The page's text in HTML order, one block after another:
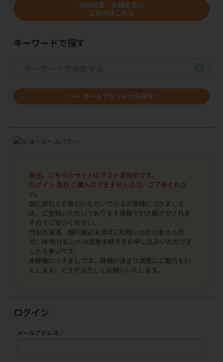
価格改定・仕様変更の
ご案内はこちら
キーワードで探す
メーカー＆ブランドから探す
現在、こちらのサイトはテスト運用中です。
ログイン 及び ご購入はできませんので、ご了承くださ
い。
既に弊社とお取引いただいているお客様につきまして
は、ご登録いただいております情報で引き継ぎがされま
すのでご安心ください。
代引き決済、銀行振込決済はご利用いただけませんの
で、NP掛け払いへの変更手続きをお申し込みいただけま
したら幸いです。
本稼働につきましては、詳細が決まり次第にご案内をい
たします。どうぞよろしくお願いいたします。
ログイン
メールアドレス